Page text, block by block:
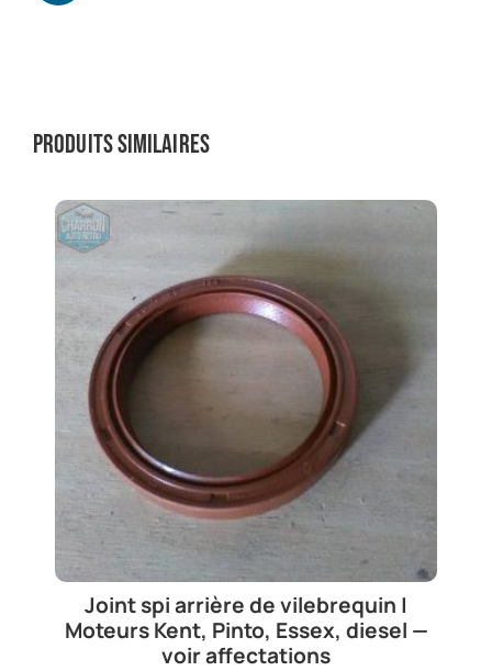
Produits similaires
Joint spi arrière de vilebrequin |
Moteurs Kent, Pinto, Essex, diesel —
voir affectations